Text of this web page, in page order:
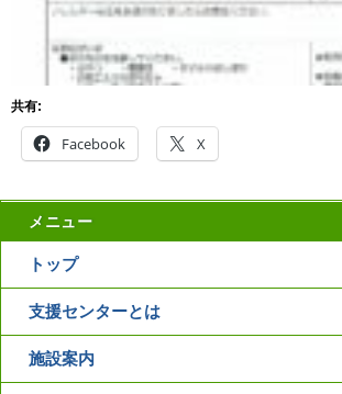
共有:
Facebook X
メニュー
トップ
支援センターとは
施設案内